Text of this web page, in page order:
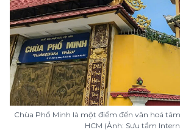
Chùa Phổ Minh là một điểm đến văn hoá
HCM (Ảnh: Sưu tầm